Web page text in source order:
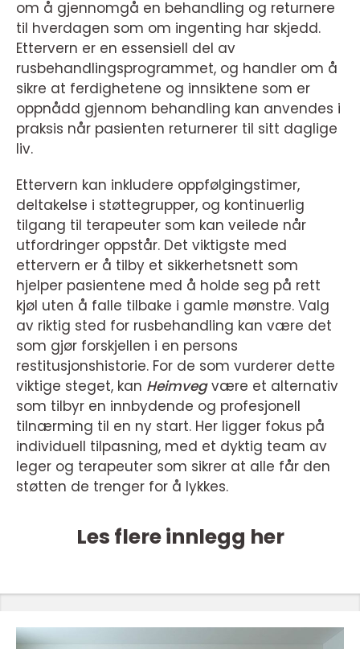
om å gjennomgå en behandling og returnere
til hverdagen som om ingenting har skjedd.
Ettervern er en essensiell del av
rusbehandlingsprogrammet, og handler om å
sikre at ferdighetene og innsiktene som er
oppnådd gjennom behandling kan anvendes i
praksis når pasienten returnerer til sitt daglige
liv.
Ettervern kan inkludere oppfølgingstimer,
deltakelse i støttegrupper, og kontinuerlig
tilgang til terapeuter som kan veilede når
utfordringer oppstår. Det viktigste med
ettervern er å tilby et sikkerhetsnett som
hjelper pasientene med å holde seg på rett
kjøl uten å falle tilbake i gamle mønstre. Valg
av riktig sted for rusbehandling kan være det
som gjør forskjellen i en persons
restitusjonshistorie. For de som vurderer dette
viktige steget, kan Heimveg være et alternativ
som tilbyr en innbydende og profesjonell
tilnærming til en ny start. Her ligger fokus på
individuell tilpasning, med et dyktig team av
leger og terapeuter som sikrer at alle får den
støtten de trenger for å lykkes.
Les flere innlegg her